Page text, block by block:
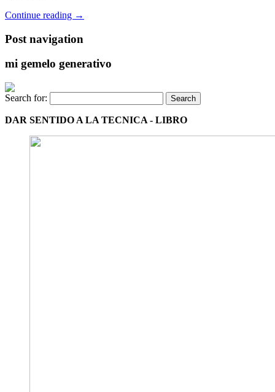
Continue reading →
Post navigation
mi gemelo generativo
Search for:
DAR SENTIDO A LA TECNICA - LIBRO